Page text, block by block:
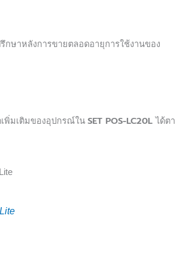
กษาหลังการขายตลอดอายุการใช้งานของ
พิ่มเติมของอุปกรณ์ใน SET POS-LC20Lได้ตา